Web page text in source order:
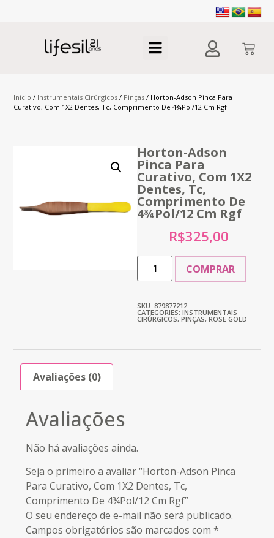
Início / Instrumentais Cirúrgicos / Pinças / Horton-Adson Pinca Para
Curativo, Com 1X2 Dentes, Tc, Comprimento De 4¾Pol/12 Cm Rgf
Horton-Adson
Pinca Para
Curativo, Com 1X2
Dentes, Tc,
Comprimento De
4¾Pol/12 Cm Rgf
R$325,00
COMPRAR
SKU: 879877212
CATEGORIES: INSTRUMENTAIS
CIRÚRGICOS, PINÇAS, ROSE GOLD
Avaliações (0)
Avaliações
Não há avaliações ainda.
Seja o primeiro a avaliar “Horton-Adson Pinca
Para Curativo, Com 1X2 Dentes, Tc,
Comprimento De 4¾Pol/12 Cm Rgf”
O seu endereço de e-mail não será publicado.
Campos obrigatórios são marcados com*